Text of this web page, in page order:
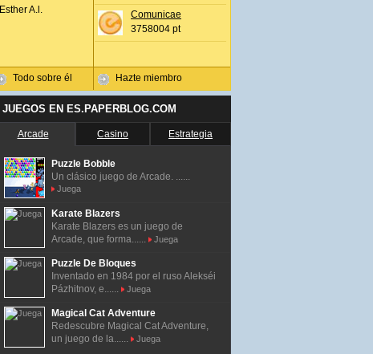
Esther A.l.
Todo sobre él
Comunicae
3758004 pt
Hazte miembro
JUEGOS EN ES.PAPERBLOG.COM
Arcade Casino Estrategia
Puzzle Bobble
Un clásico juego de Arcade. ......
Juega
Karate Blazers
Karate Blazers es un juego de
Arcade, que forma......
Juega
Puzzle De Bloques
Inventado en 1984 por el ruso Alekséi
Pázhitnov, e......
Juega
Magical Cat Adventure
Redescubre Magical Cat Adventure,
un juego de la......
Juega